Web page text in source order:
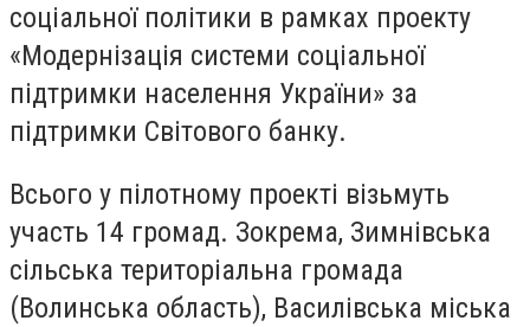
соціальної політики в рамках проекту
«Модернізація системи соціальної
підтримки населення України» за
підтримки Світового банку.
Всього у пілотному проекті візьмуть
участь 14 громад. Зокрема, Зимнівська
сільська територіальна громада
(Волинська область), Василівська міська